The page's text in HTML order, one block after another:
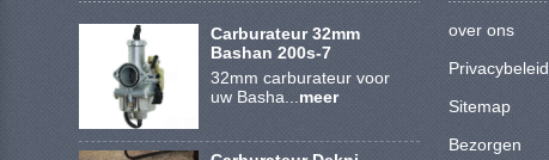
Carburateur 32mm
Bashan 200s-7
32mm carburateur voor
uw Basha... meer
over ons
Privacybeleid
Sitemap
Bezorgen